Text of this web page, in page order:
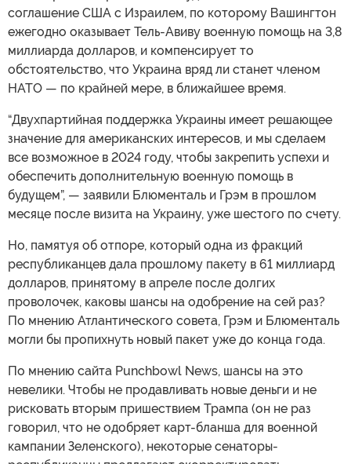
соглашение США с Израилем, по которому Вашингтон
ежегодно оказывает Тель-Авиву военную помощь на 3,8
миллиарда долларов, и компенсирует то
обстоятельство, что Украина вряд ли станет членом
НАТО — по крайней мере, в ближайшее время.
“Двухпартийная поддержка Украины имеет решающее
значение для американских интересов, и мы сделаем
все возможное в 2024 году, чтобы закрепить успехи и
обеспечить дополнительную военную помощь в
будущем”, — заявили Блюменталь и Грэм в прошлом
месяце после визита на Украину, уже шестого по счету.
Но, памятуя об отпоре, который одна из фракций
республиканцев дала прошлому пакету в 61 миллиард
долларов, принятому в апреле после долгих
проволочек, каковы шансы на одобрение на сей раз?
По мнению Атлантического совета, Грэм и Блюменталь
могли бы пропихнуть новый пакет уже до конца года.
По мнению сайта Punchbowl News, шансы на это
невелики. Чтобы не продавливать новые деньги и не
рисковать вторым пришествием Трампа (он не раз
говорил, что не одобряет карт-бланша для военной
кампании Зеленского), некоторые сенаторы-